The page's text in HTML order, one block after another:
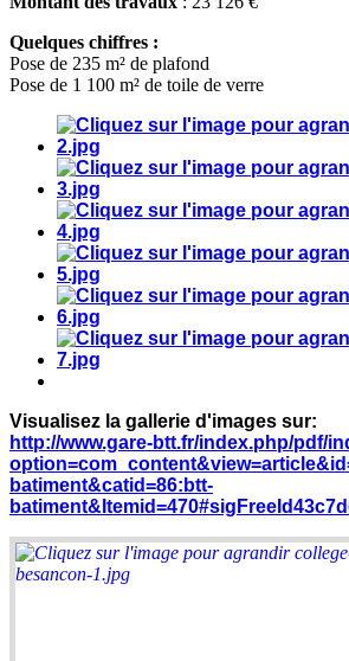
Quelques chiffres :
Pose de 235 m² de plafond
Pose de 1 100 m² de toile de verre
Visualisez la gallerie d'images sur:
http://www.gare-btt.fr/index.php/pdf/
batiment&catid=86:btt-